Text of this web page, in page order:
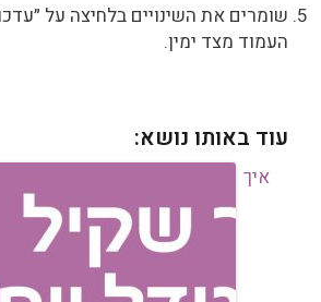
שומרים את השינויים בלחיצה על
העמוד מצד ימין.
עוד באותו נושא:
איך